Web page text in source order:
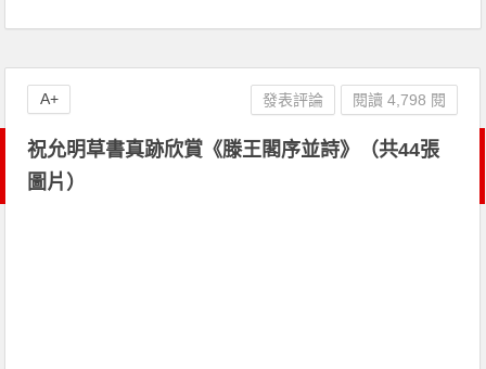
祝允明草書真跡欣賞《滕王閣序並詩》（共44張
圖片）
發表評論 閱讀 4,798 閱
A+